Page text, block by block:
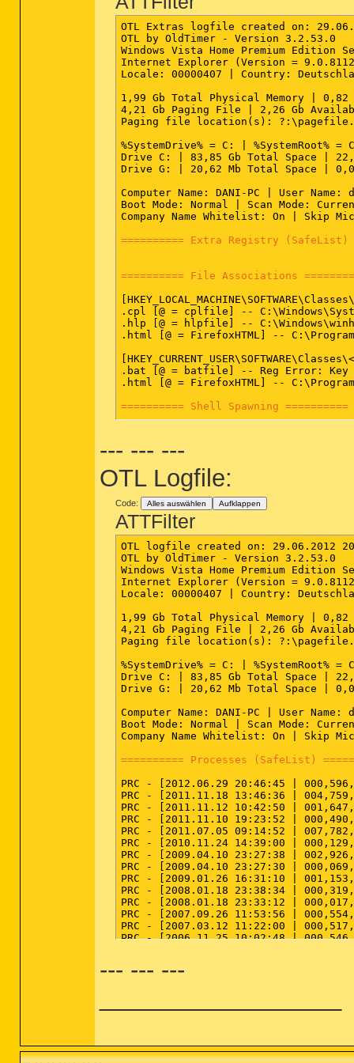
OTL Extras logfile created on:
OTL by OldTimer - Version 3.2.53.0
Windows Vista Home Premium
Internet Explorer (Version =
Locale: 00000407 | Country:
1,99 Gb Total Physical Memory | 0,82
4,21 Gb Paging File | 2,26 Gb
Paging file location(s):
%SystemDrive% = C: | %SystemRoot%
Drive C: | 83,85 Gb Total Space |
Drive G: | 20,62 Mb Total Space |
Computer Name: DANI-PC | User
Boot Mode: Normal | Scan Mode:
Company Name Whitelist: On | Skip
========== Extra Registry (SafeList)
========== File Associations
.cpl [@ = cplfile] --
.hlp [@ = hlpfile] --
.html [@ = FirefoxHTML] --
.bat [@ = batfile] -- Reg Error:
.html [@ = FirefoxHTML] --
========== Shell Spawning ==========
cmdfile [open] -- "%1" %*
comfile [open] -- "%1" %*
cplfile [cplopen] --
exefile [open] -- "%1" %*
helpfile [open] -- Reg Error: Key
hlpfile [open] --
htmlfile [edit] -- Reg Error: Key
htmlfile [print] -- rundll32.exe
http [open] -- "C:\Program
https [open] -- "C:\Program
inffile [install] --
piffile [open] -- "%1" %*
regfile [merge] -- Reg Error: Key
scrfile [install] -- rundll32.exe
scrfile [open] -- "%1" /S
txtfile [edit] -- Reg Error: Key
Directory [cmd] -- cmd.exe /s /k
Directory [find] --
Folder [open] --
Drive [find] --
========== Security Center Settings
"UacDisableNotify" = 1
"InternetSettingsDisableNotify" = 1
"AutoUpdateDisableNotify" = 1
"DisableMonitoring" = 1
"DisableMonitoring" = 1
"DisableMonitoring" = 1
"FirewallOverride" = 1
--- --- ---
OTL Logfile:
Code: Alles auswählen Aufklappen
ATTFilter
OTL logfile created on: 29.06.2012
OTL by OldTimer - Version 3.2.53.0
Windows Vista Home Premium
Internet Explorer (Version =
Locale: 00000407 | Country:
1,99 Gb Total Physical Memory | 0,82
4,21 Gb Paging File | 2,26 Gb
Paging file location(s):
%SystemDrive% = C: | %SystemRoot%
Drive C: | 83,85 Gb Total Space |
Drive G: | 20,62 Mb Total Space |
Computer Name: DANI-PC | User
Boot Mode: Normal | Scan Mode:
Company Name Whitelist: On | Skip
========== Processes (SafeList)
PRC - [2012.06.29 20:46:45 |
PRC - [2011.11.18 13:46:36 |
PRC - [2011.11.12 10:42:50 |
PRC - [2011.11.10 19:23:52 |
PRC - [2011.07.05 09:14:52 |
PRC - [2010.11.24 14:39:00 |
PRC - [2009.04.10 23:27:38 |
PRC - [2009.04.10 23:27:30 |
PRC - [2009.01.26 16:31:10 |
PRC - [2008.01.18 23:38:34 |
PRC - [2008.01.18 23:33:12 |
PRC - [2007.09.26 11:53:56 |
PRC - [2007.03.12 11:22:00 |
PRC - [2006.11.25 10:02:48 |
PRC - [2006.11.10 18:26:08 |
PRC - [2006.09.26 15:46:58 |
PRC - [2006.09.08 08:06:08 |
PRC - [2006.09.08 07:54:30 |
--- --- ---